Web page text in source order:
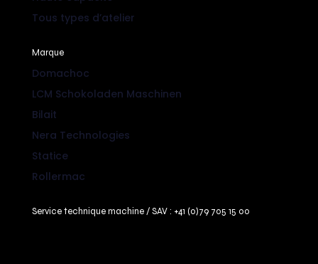
Tous types d’atelier
Marque
Domachoc
LCM Schokoladen Maschinen
Bilait
Nera Technologies
Statice
Rollermac
Service technique machine / SAV : +41 (0)79 705 15 00